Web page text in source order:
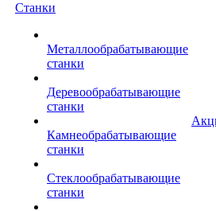
Станки
Металлообрабатывающие
станки
Деревообрабатывающие
станки
Камнеобрабатывающие
станки
Стеклообрабатывающие
станки